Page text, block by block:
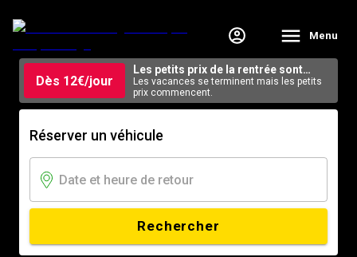
Menu
Dès 12€/jour
Les petits prix de la rentrée sont
arrivés.
Les vacances se terminent mais les petits
prix commencent.
Réserver un véhicule
Rechercher